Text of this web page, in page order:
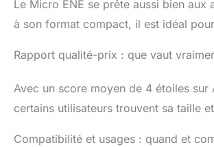
Le Micro ENE se prête aussi bien aux
à son format compact, il est idéal
Rapport qualité-prix : que vaut
Avec un score moyen de 4 étoiles
certains utilisateurs trouvent sa taille
Compatibilité et usages : quand et